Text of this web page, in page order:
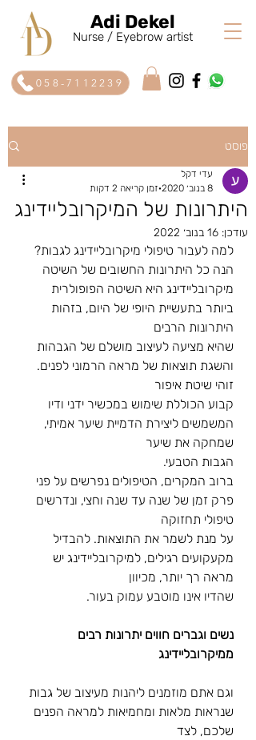
Adi Dekel
Nurse / Eyebrow artist
058-7112239
פוסט
היתרונות של המיקרובליידינג
עדי דקל
8 בנוב׳ 2020
זמן קריאה 2 דקות
עודכן: 16 בנוב׳ 2022
למה לעבור טיפולי מיקרובליידינג לגבות?
הנה כל היתרונות החשובים של השיטה
מיקרובליידינג היא השיטה הפופולרית
ביותר בתעשיית היופי של היום, בזהות
היתרונות הרבים
שהיא מציעה לעיצוב מושלם של הגבהות
והשגת תוצאות של מראה הרמוני לפנים.
זוהי שיטת איפור
קבוע הכוללת שימוש במכשיר ידני ודיו
המשמשים ליצירת הדמיית שיער אמיתי,
שמחקה את שיער
הגבות הטבעי.
ברוב המקרים, הטיפולים נפרשים על פני
פרק זמן של שנה עד שנה וחצי, ונדרשים
טיפולי תחזוקה
על מנת לשמר את התוצאות. להבדיל
מקעקועים רגילים, למיקרובליידינג יש
מראה רך יותר, מכיוון
שהדיו אינו מוטבע עמוק בעור.
נשים וגברים חווים יתרונות רבים
ממיקרובליידינג
וגם אתם מוזמנים ליהנות מעיצוב של גבות
שנראות מלאות ומחמיאות למראה הפנים
שלכם, לצד